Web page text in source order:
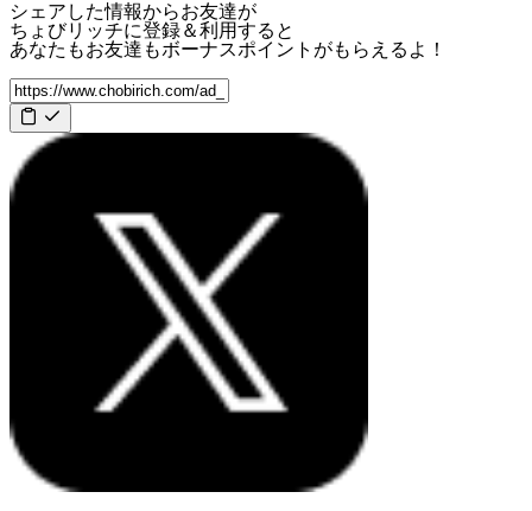
シェアした情報からお友達が
ちょびリッチに登録＆利用すると
あなたもお友達もボーナスポイント がもらえるよ！